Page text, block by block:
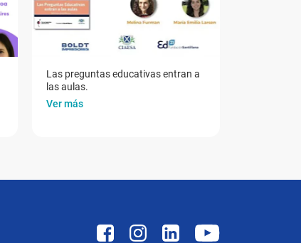
Las preguntas educativas entran a
las aulas.
Ver más